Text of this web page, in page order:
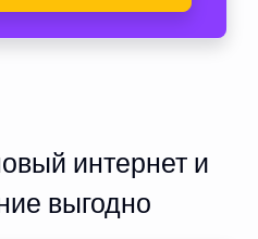
интернет и
выгодно